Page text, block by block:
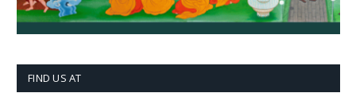
FIND US AT